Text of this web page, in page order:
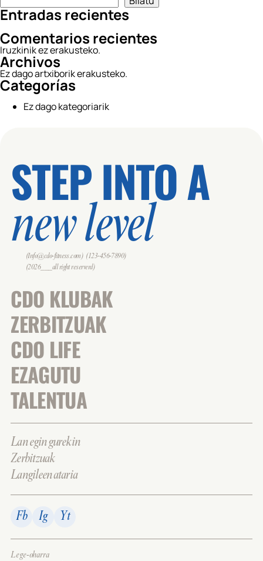
Entradas recientes
Comentarios recientes
Iruzkinik ez erakusteko.
Archivos
Ez dago artxiborik erakusteko.
Categorías
Ez dago kategoriarik
STEP INTO A
new level
(Info@cdo-fitness.com) (123-456-7890)
(2026___all right reserverd)
CDO KLUBAK
ZERBITZUAK
CDO LIFE
EZAGUTU
TALENTUA
Lan egin gurekin
Zerbitzuak
Langileen ataria
Fb Ig Yt
Lege-oharra